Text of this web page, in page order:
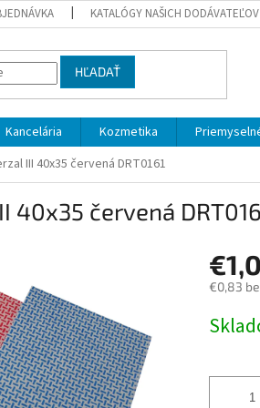
KATALÓGY NAŠICH DODÁVATEĽOV
HĽADAŤ
Kancelária Kozmetika
III 40x35 červená DRT0161
40x35 červená
€0,83
cena: